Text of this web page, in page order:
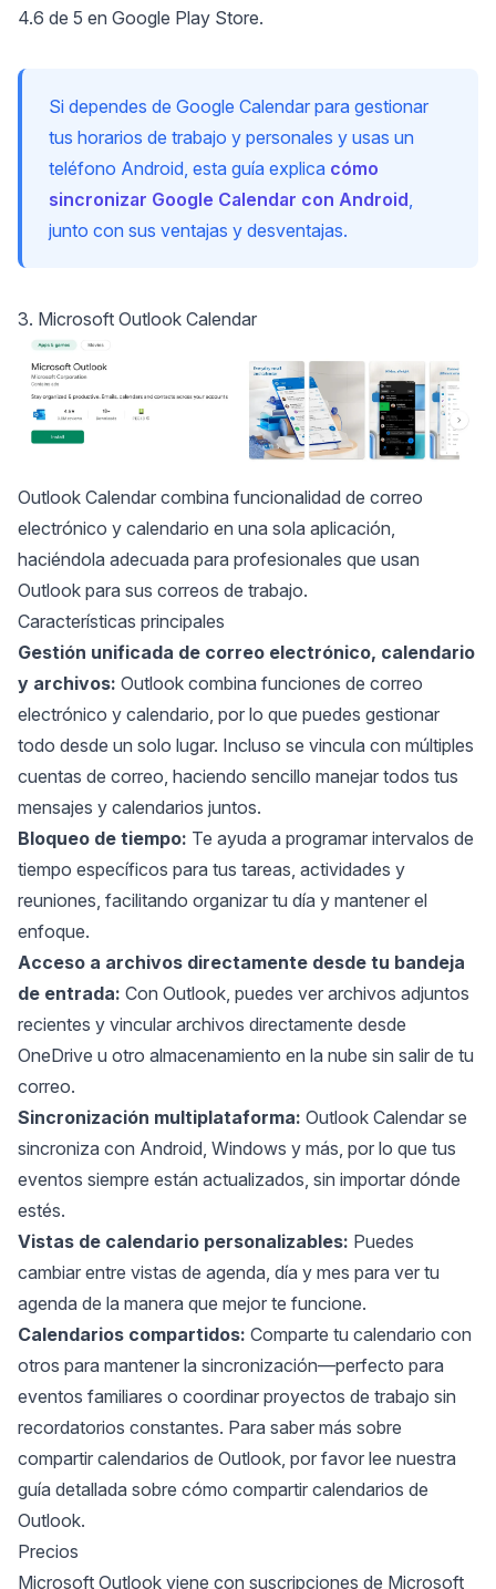
4.6 de 5 en Google Play Store.
Si dependes de Google Calendar para gestionar
tus horarios de trabajo y personales y usas un
teléfono Android, esta guía explica cómo
sincronizar Google Calendar con Android,
junto con sus ventajas y desventajas.
3. Microsoft Outlook Calendar
Outlook Calendar combina funcionalidad de correo
electrónico y calendario en una sola aplicación,
haciéndola adecuada para profesionales que usan
Outlook para sus correos de trabajo.
Características principales
Gestión unificada de correo electrónico, calendario
y archivos: Outlook combina funciones de correo
electrónico y calendario, por lo que puedes gestionar
todo desde un solo lugar. Incluso se vincula con múltiples
cuentas de correo, haciendo sencillo manejar todos tus
mensajes y calendarios juntos.
Bloqueo de tiempo: Te ayuda a programar intervalos de
tiempo específicos para tus tareas, actividades y
reuniones, facilitando organizar tu día y mantener el
enfoque.
Acceso a archivos directamente desde tu bandeja
de entrada: Con Outlook, puedes ver archivos adjuntos
recientes y vincular archivos directamente desde
OneDrive u otro almacenamiento en la nube sin salir de tu
correo.
Sincronización multiplataforma: Outlook Calendar se
sincroniza con Android, Windows y más, por lo que tus
eventos siempre están actualizados, sin importar dónde
estés.
Vistas de calendario personalizables: Puedes
cambiar entre vistas de agenda, día y mes para ver tu
agenda de la manera que mejor te funcione.
Calendarios compartidos: Comparte tu calendario con
otros para mantener la sincronización—perfecto para
eventos familiares o coordinar proyectos de trabajo sin
recordatorios constantes. Para saber más sobre
compartir calendarios de Outlook, por favor lee nuestra
guía detallada sobre cómo compartir calendarios de
Outlook.
Precios
Microsoft Outlook viene con suscripciones de Microsoft